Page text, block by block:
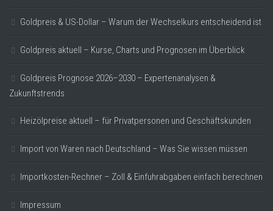
Goldpreis & US-Dollar – Warum der Wechselkurs entscheidend ist
Goldpreis aktuell – Kurse, Charts und Prognosen im Überblick
Goldpreis Prognose 2026–2030 – Expertenanalysen &
Zukunftstrends
Heizölpreise aktuell – für Privatpersonen und Geschäftskunden
Import von Waren nach Deutschland – Was Sie wissen müssen
Importkosten-Rechner – Zoll & Einfuhrabgaben einfach berechnen
Impressum